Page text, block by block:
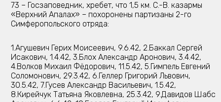
73 – Госзаповедник, хребет, что 1,5 км. С.-В. казармы
«Верхний Апалах» – похоронены партизаны 2-го
Симферопольского отряда:
1.Агушевич Герих Моисеевич, 9.6.42, 2.Баккал Сергей
Исакович, 1.4.42, 3.Блох Александр Аронович, 3.4.42,
4.Волков Михаил Фёдорович, 11.5.42, 5.Гимпель Евгений
Соломонович, 29.3.42, 6.Геллер Григорий Львович,
30.5.42, 7.Гусев Александр Васильевич, 1.5.42,
8.Кирейчук Татьяна Яковлевна, 25.3.42, 9.Давидов Шабс